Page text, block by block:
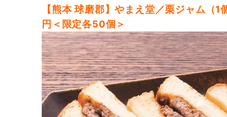
【熊本 球磨郡】やまえ堂／栗ジャム
円＜限定各50個＞